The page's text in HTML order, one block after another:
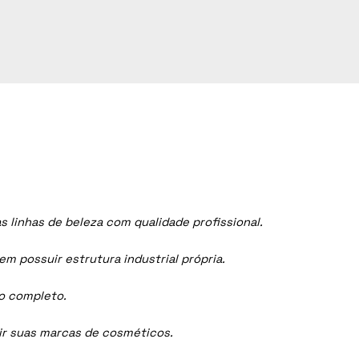
linhas de beleza com qualidade profissional.
possuir estrutura industrial própria.
completo.
suas marcas de cosméticos.